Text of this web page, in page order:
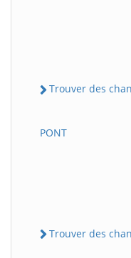
Trouver des
PONT
Trouver des